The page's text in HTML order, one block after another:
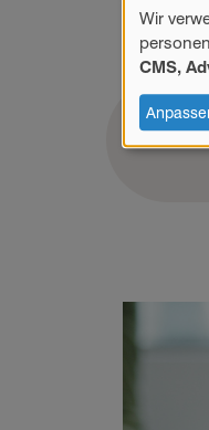
Sie
Daten
und
Cookies
Wir
CMS,